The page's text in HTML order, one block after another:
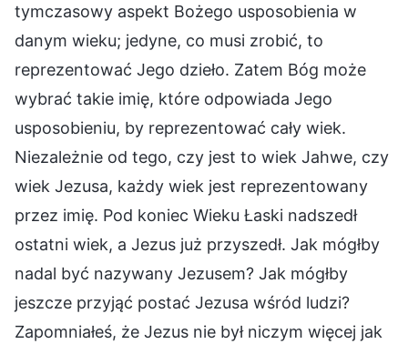
tymczasowy aspekt Bożego usposobienia w
danym wieku; jedyne, co musi zrobić, to
reprezentować Jego dzieło. Zatem Bóg może
wybrać takie imię, które odpowiada Jego
usposobieniu, by reprezentować cały wiek.
Niezależnie od tego, czy jest to wiek Jahwe, czy
wiek Jezusa, każdy wiek jest reprezentowany
przez imię. Pod koniec Wieku Łaski nadszedł
ostatni wiek, a Jezus już przyszedł. Jak mógłby
nadal być nazywany Jezusem? Jak mógłby
jeszcze przyjąć postać Jezusa wśród ludzi?
Zapomniałeś, że Jezus nie był niczym więcej jak